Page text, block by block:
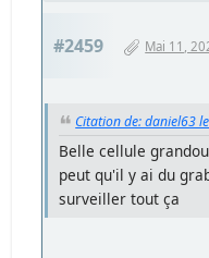
#2459 Mai 11,
Citation de: daniel63
Belle cellule
peut qu'il y ai du
surveiller tout ça